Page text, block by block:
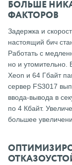
БОЛЬШЕ
ФАКТОРОВ
Задержка и
настоящий бич
Работать с
но и
Xeon и 64 Гбайт
сервер FS3017
ввода-вывода в
по 4 Кбайт.
большее